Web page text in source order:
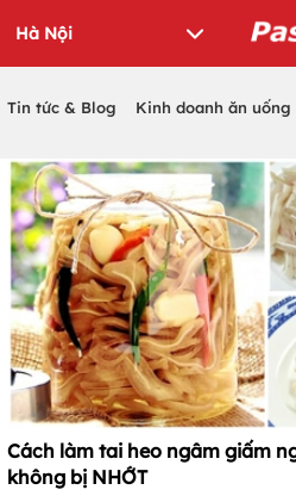
Tin tức & Blog Kinh doanh ăn uống
Cách làm tai heo ngâm giấm
không bị NHỚT